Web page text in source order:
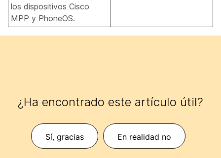
los dispositivos Cisco
MPP y PhoneOS.
¿Ha encontrado este artículo útil?
Sí, gracias En realidad no